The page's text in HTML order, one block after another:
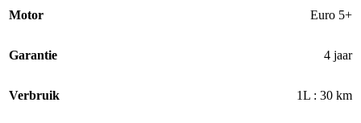
Motor Euro 5+
Garantie 4 jaar
Verbruik 1L : 30 km